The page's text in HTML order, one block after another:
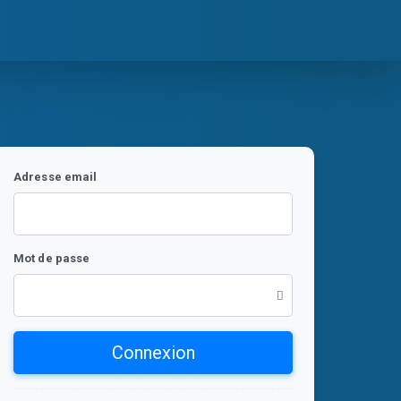
Adresse email
Mot de passe
Connexion